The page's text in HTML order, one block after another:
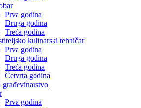
Prva godina
Druga godina
Treća godina
kulinarski tehničar
Prva godina
Druga godina
Treća godina
Četvrta godina
građevinarstvo
Prva godina